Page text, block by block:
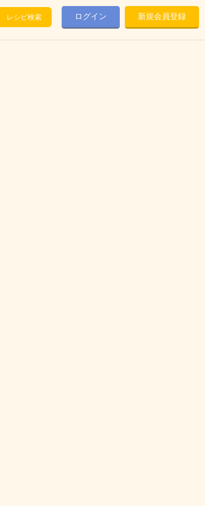
レシピ検索 ログイン 新規会員登録